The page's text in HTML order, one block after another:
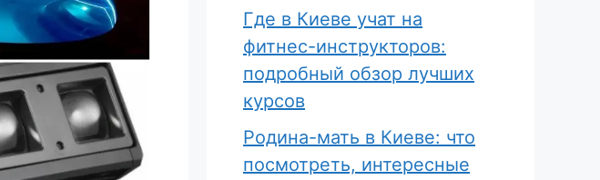
Где в Киеве учат на
фитнес-инструкторов:
подробный обзор лучших
курсов
Родина-мать в Киеве: что
посмотреть, интересные